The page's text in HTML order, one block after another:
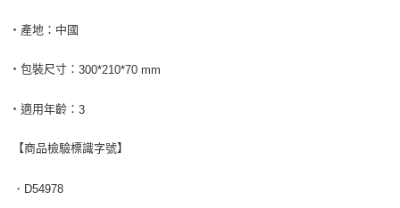
‧產地：中國
‧包裝尺寸： 300*210*70 mm
‧適用年齡： 3
【商品檢驗標識字號】
・ D54978